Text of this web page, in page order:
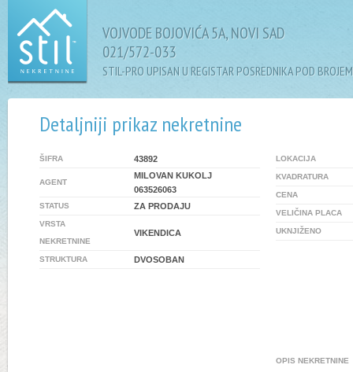
VOJVODE BOJOVIĆA 5A, NOVI SAD
021/572-033
STIL-PRO UPISAN U REGISTAR POSREDNIKA POD
Detaljniji prikaz nekretnine
ŠIFRA 43892
AGENT
MILOVAN KUKOLJ
063526063
STATUS ZA PRODAJU
VRSTA
NEKRETNINE
VIKENDICA
STRUKTURA DVOSOBAN
LOKACIJA
KVADRATURA
CENA
VELIČINA PLACA
UKNJIŽENO
OPIS NEKRETNINE